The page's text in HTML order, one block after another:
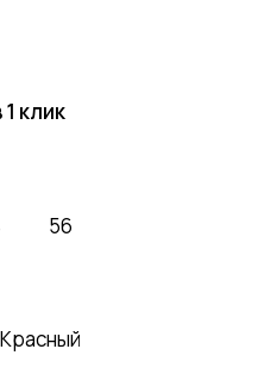
1 клик
56
Красный